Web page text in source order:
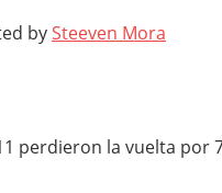
bySteeven Mora
perdieron la vuelta por